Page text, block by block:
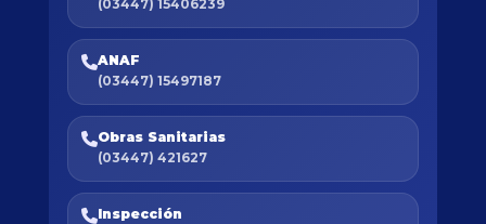
(03447) 15406239
ANAF
(03447) 15497187
Obras Sanitarias
(03447) 421627
Inspección